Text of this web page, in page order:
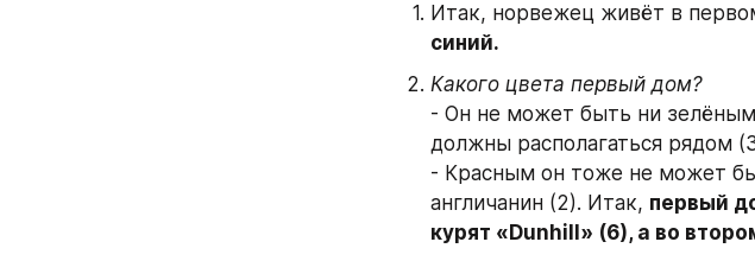
Итак, норвежец живёт в
синий.
Какого цвета первый дом?
- Он не может быть ни
должны располагаться рядом
- Красным он тоже не может
англичанин (2). Итак, первый
курят «Dunhill» (6), а во